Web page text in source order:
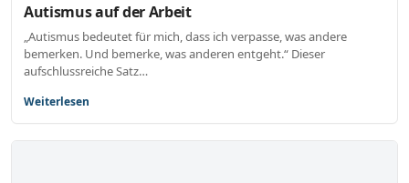
Autismus auf der Arbeit
„Autismus bedeutet für mich, dass ich verpasse, was andere
bemerken. Und bemerke, was anderen entgeht.“ Dieser
aufschlussreiche Satz…
Weiterlesen